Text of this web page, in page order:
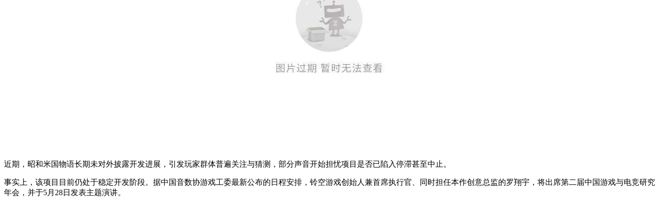
近期，昭和米国物语长期未对外披露开发进展，引发玩家群体普遍关注与猜测，部分声音开始担忧项目是否已陷入停滞甚至中止。
事实上，该项目目前仍处于稳定开发阶段。据中国音数协游戏工委最新公布的日程安排，铃空游戏创始人兼首席执行官、同时担任本作创意总监的罗翔宇，将出席第二届中国游戏与电竞研究
年会，并于5月28日发表主题演讲。